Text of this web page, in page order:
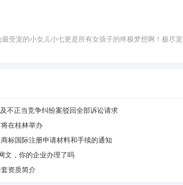
受宠的小女儿小七更是所有女孩子的终极梦想啊！极尽宠
不正当竞争纠纷案驳回全部诉讼请求
在桂林举办
标国际注册申请材料和手续的通知
文，你的企业办理了吗
资质简介